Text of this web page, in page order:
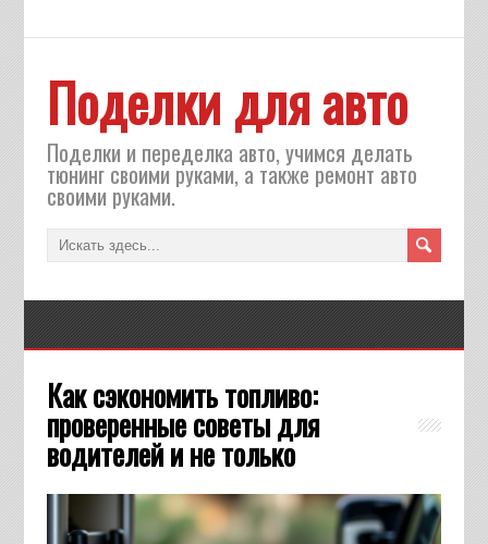
Поделки для авто
Поделки и переделка авто, учимся делать
тюнинг своими руками, а также ремонт авто
своими руками.
Как сэкономить топливо:
проверенные советы для
водителей и не только